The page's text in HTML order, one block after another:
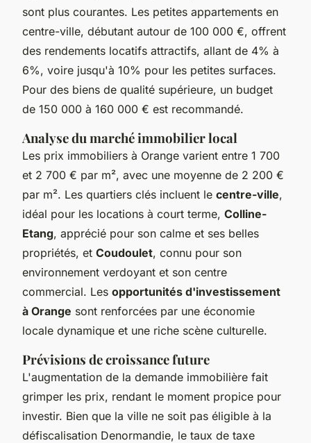
sont plus courantes. Les petites appartements en
centre-ville, débutant autour de 100 000 €, offrent
des rendements locatifs attractifs, allant de 4% à
6%, voire jusqu'à 10% pour les petites surfaces.
Pour des biens de qualité supérieure, un budget
de 150 000 à 160 000 € est recommandé.
Analyse du marché immobilier local
Les prix immobiliers à Orange varient entre 1 700
et 2 700 € par m², avec une moyenne de 2 200 €
par m². Les quartiers clés incluent le centre-ville,
idéal pour les locations à court terme, Colline-
Etang, apprécié pour son calme et ses belles
propriétés, et Coudoulet, connu pour son
environnement verdoyant et son centre
commercial. Les opportunités d'investissement
à Orange sont renforcées par une économie
locale dynamique et une riche scène culturelle.
Prévisions de croissance future
L'augmentation de la demande immobilière fait
grimper les prix, rendant le moment propice pour
investir. Bien que la ville ne soit pas éligible à la
défiscalisation Denormandie, le taux de taxe